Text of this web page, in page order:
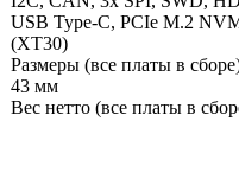
USB Type-C, PCIe M.2
(XT30)
Размеры (все платы в
43 мм
Вес нетто (все платы в